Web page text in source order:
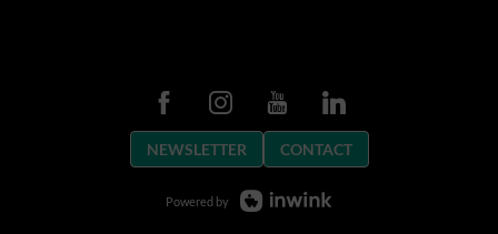
NEWSLETTER CONTACT
Powered by